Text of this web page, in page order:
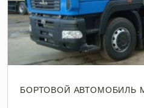
БОРТОВОЙ АВТОМОБИЛЬ